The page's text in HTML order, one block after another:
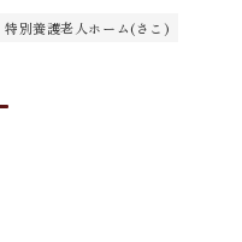
特別養護老人ホーム(さこ)